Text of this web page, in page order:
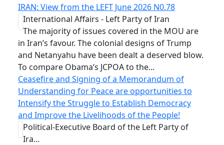
IRAN: View from the LEFT June 2026 N0.78
International Affairs - Left Party of Iran
The majority of issues covered in the MOU are
in Iran’s favour. The colonial designs of Trump
and Netanyahu have been dealt a deserved blow.
To compare Obama’s JCPOA to the...
Ceasefire and Signing of a Memorandum of
Understanding for Peace are opportunities to
Intensify the Struggle to Establish Democracy
and Improve the Livelihoods of the People!
Political-Executive Board of the Left Party of
Ira...